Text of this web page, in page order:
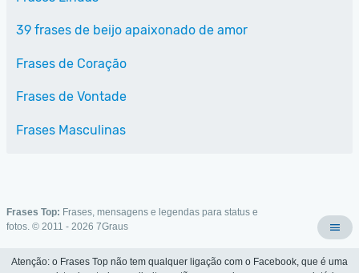
39 frases de beijo apaixonado de amor
Frases de Coração
Frases de Vontade
Frases Masculinas
Frases Top: Frases, mensagens e legendas para status e
fotos. © 2011 - 2026 7Graus
Atenção: o Frases Top não tem qualquer ligação com o Facebook, que é uma